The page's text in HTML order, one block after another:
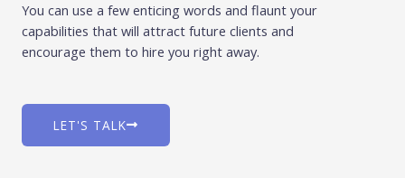
You can use a few enticing words and flaunt your
capabilities that will attract future clients and
encourage them to hire you right away.
LET'S TALK